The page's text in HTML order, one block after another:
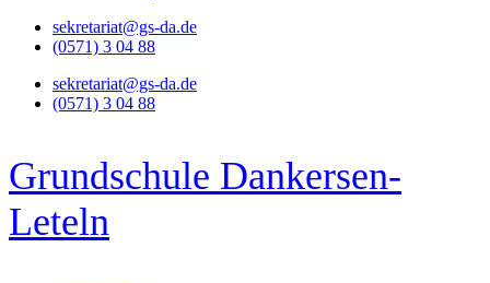
sekretariat@gs-da.de
(0571) 3 04 88
sekretariat@gs-da.de
(0571) 3 04 88
Grundschule Dankersen-
Leteln